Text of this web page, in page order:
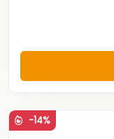
-14%